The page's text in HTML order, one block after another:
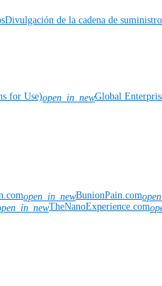
Divulgación de la cadena de
for Use)open_in_newGlobal
open_in_newBunionPain.com
TheNanoExperience.com